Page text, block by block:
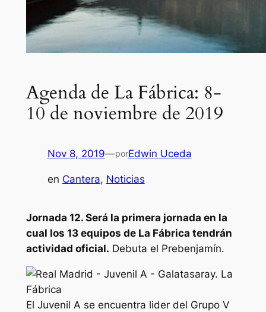
Agenda de La Fábrica: 8-
10 de noviembre de 2019
Nov 8, 2019—porEdwin Uceda
en Cantera, Noticias
Jornada 12. Será la primera jornada en la
cual los 13 equipos de La Fábrica tendrán
actividad oficial. Debuta el Prebenjamín.
El Juvenil A se encuentra lider del Grupo V